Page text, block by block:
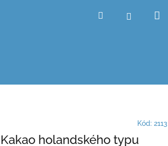
Hledat Přihlášení
Kód: 2113
Kakao holandského typu